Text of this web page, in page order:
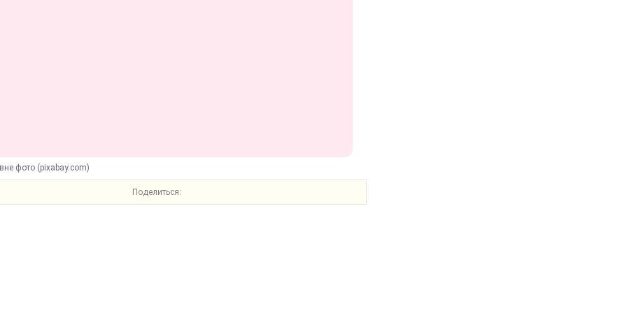
фото (pixabay.com)
Поделиться: